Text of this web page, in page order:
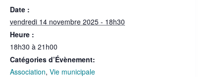
Date :
vendredi 14 novembre 2025 - 18h30
Heure :
18h30 à 21h00
Catégories d’Évènement:
Association, Vie municipale